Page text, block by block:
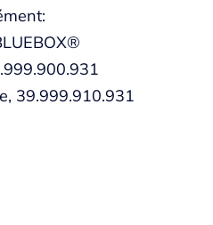
39.999.910.931